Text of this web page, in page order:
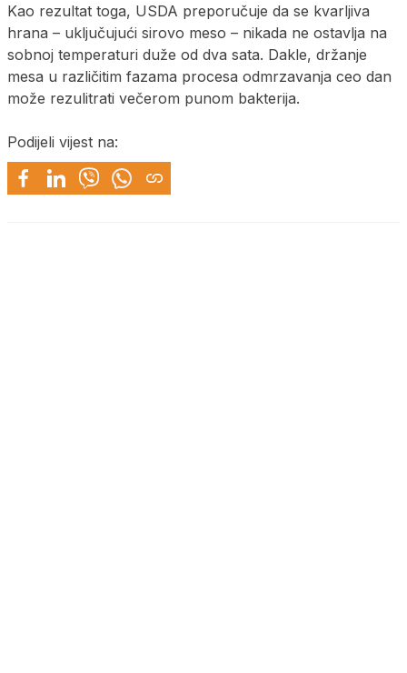
Kao rezultat toga, USDA preporučuje da se kvarljiva
hrana – uključujući sirovo meso – nikada ne ostavlja na
sobnoj temperaturi duže od dva sata. Dakle, držanje
mesa u različitim fazama procesa odmrzavanja ceo dan
može rezulitrati večerom punom bakterija.
Podijeli vijest na: